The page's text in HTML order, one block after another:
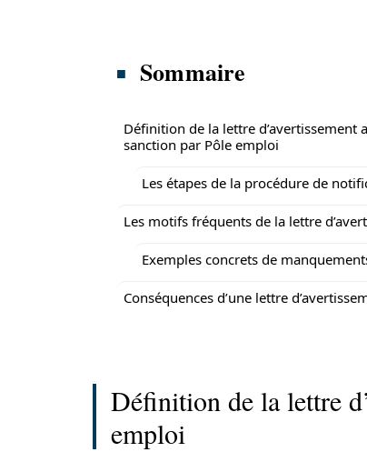
Sommaire
Définition de la lettre d’avertissement
sanction par Pôle emploi
Les étapes de la procédure de
Les motifs fréquents de la lettre
Exemples concrets de
Conséquences d’une lettre
Définition de la lettre
emploi